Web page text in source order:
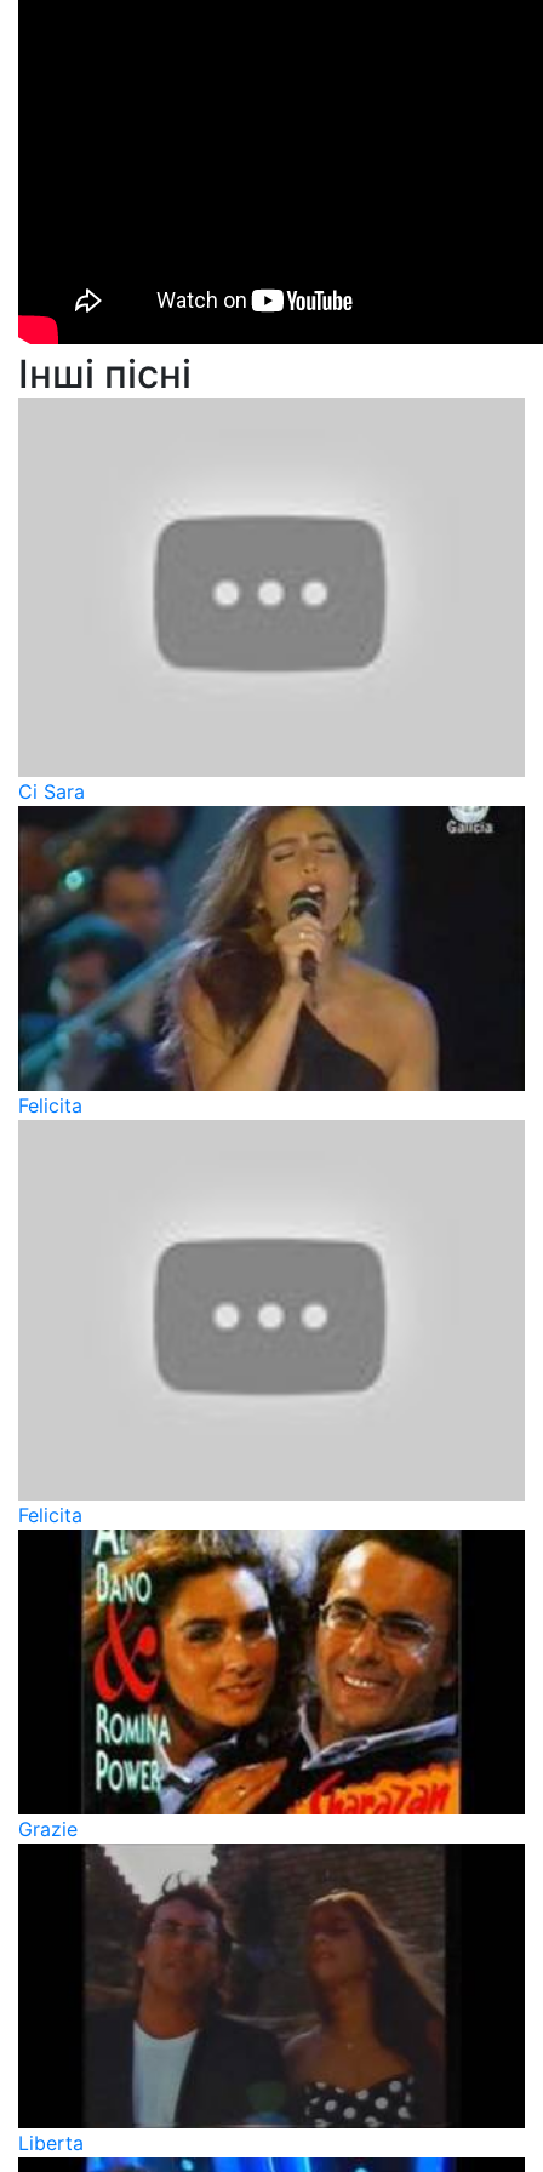
Інші пісні
Ci Sarа
Felicita
Felicitа
Grazie
Liberta